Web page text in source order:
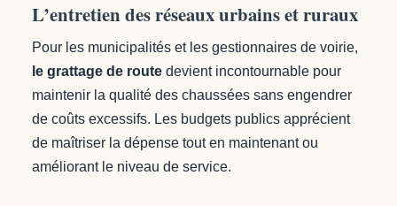
L’entretien des réseaux urbains et ruraux
Pour les municipalités et les gestionnaires de voirie,
le grattage de route devient incontournable pour
maintenir la qualité des chaussées sans engendrer
de coûts excessifs. Les budgets publics apprécient
de maîtriser la dépense tout en maintenant ou
améliorant le niveau de service.